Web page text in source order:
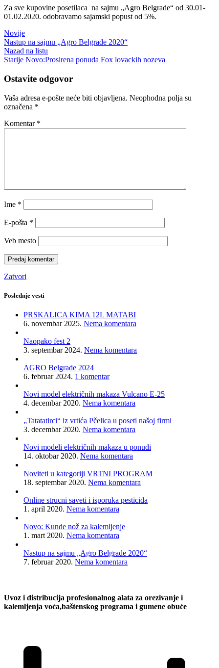
Za sve kupovine posetilaca na sajmu „Agro Belgrade“ od 30.01-
01.02.2020. odobravamo sajamski popust od 5%.
Novije
Nastup na sajmu „Agro Belgrade 2020“
Nazad na listu
Starije Novo:Prosirena ponuda Fox lovackih nozeva
Ostavite odgovor
Vaša adresa e-pošte neće biti objavljena. Neophodna polja su
označena *
Komentar *
Ime *
E-pošta *
Veb mesto
Zatvori
Poslednje vesti
PRSKALICA KIMA 12L MATABI
6. novembar 2025. Nema komentara
Naopako fest 2
3. septembar 2024. Nema komentara
AGRO Belgrade 2024
6. februar 2024. 1 komentar
Novi model električnih makaza Vulcano E-25
4. decembar 2020. Nema komentara
„Tatatatirci“ iz vrtića Pčelica u poseti našoj firmi
3. decembar 2020. Nema komentara
Novi modeli električnih makaza u ponudi
14. oktobar 2020. Nema komentara
Noviteti u kategoriji VRTNI PROGRAM
18. septembar 2020. Nema komentara
Online strucni saveti i isporuka pesticida
1. april 2020. Nema komentara
Novo: Kunde nož za kalemljenje
1. mart 2020. Nema komentara
Nastup na sajmu „Agro Belgrade 2020“
7. februar 2020. Nema komentara
Uvoz i distribucija profesionalnog alata za orezivanje i
kalemljenja voća,baštenskog programa i gumene obuće